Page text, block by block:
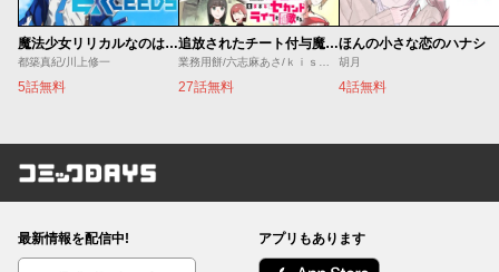
魔法少女リリカルなのは EXCEEDS
都築真紀/川上修一
5話無料
追放されたチート付与魔術師は気ままなセカンドライフを謳歌する。 ～俺は武器だけじゃなく、あらゆるものに『強化ポイント』を付与できるし、俺の意思でいつでも効果を解除できるけど、残った人たち大丈夫？～
27話無料
ほんの小さな恋のハナシ
胡月
4話無料
コミックDAYS
最新情報を配信中! アプリもあります